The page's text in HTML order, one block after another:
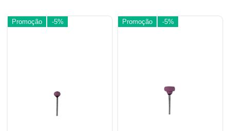
Promoção -5% Promoção -5%